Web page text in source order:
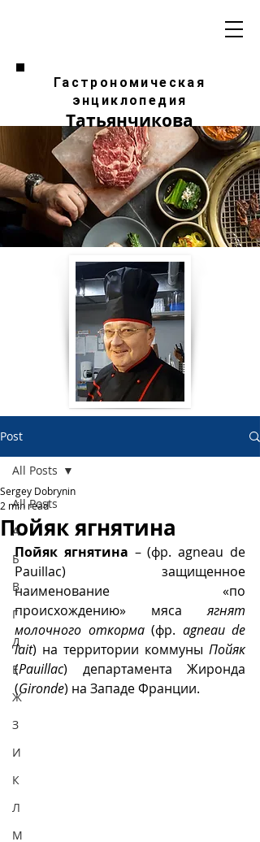
Гастрономическая
энциклопедия
Татьянчикова
Post
All Posts
А
Б
В
Г
Д
Е
Ж
З
И
К
Л
М
All Posts
Пойяк ягнятина
Sergey Dobrynin
2 min read
Пойяк ягнятина – (фр. agneau de
Pauillac) защищенное
наименование «по
происхождению» мяса ягнят
молочного откорма (фр. agneau de
lait) на территории коммуны Пойяк
(Pauillac) департамента Жиронда
(Gironde) на Западе Франции.